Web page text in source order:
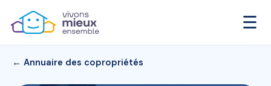
☰
← Annuaire des copropriétés